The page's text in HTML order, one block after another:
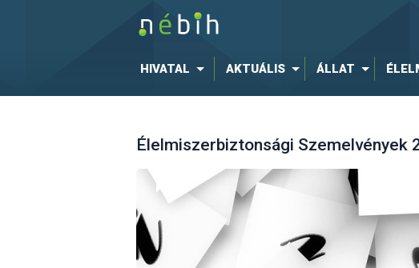
HIVATAL AKTUÁLIS ÁLLAT
Élelmiszerbiztonsági Szemelvények